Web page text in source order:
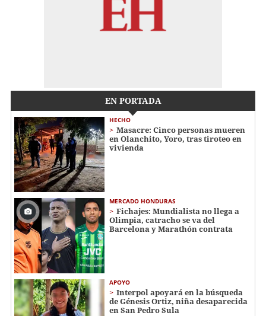
EN PORTADA
HECHO
Masacre: Cinco personas mueren
en Olanchito, Yoro, tras tiroteo en
vivienda
MERCADO HONDURAS
Fichajes: Mundialista no llega a
Olimpia, catracho se va del
Barcelona y Marathón contrata
APOYO
Interpol apoyará en la búsqueda
de Génesis Ortiz, niña desaparecida
en San Pedro Sula